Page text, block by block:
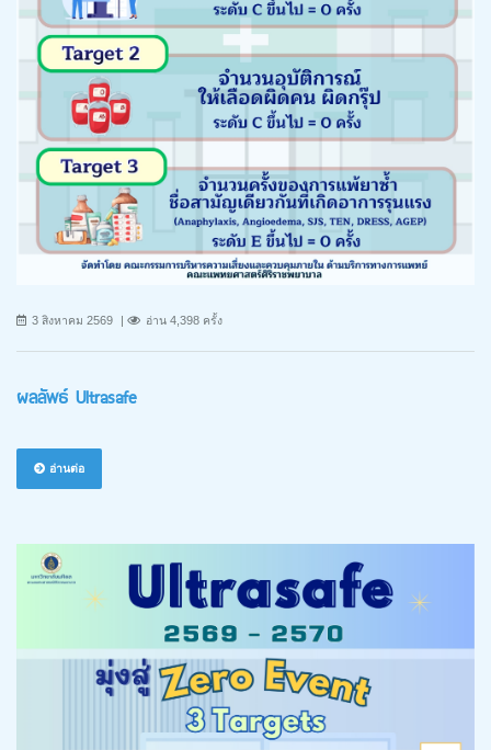
3 สิงหาคม 2569 อ่าน 4,398 ครั้ง
ผลลัพธ์ Ultrasafe
อ่านต่อ